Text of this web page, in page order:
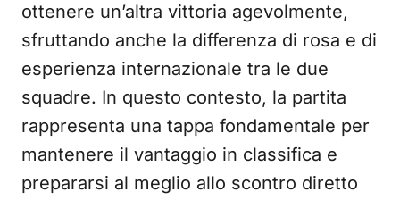
ottenere un’altra vittoria agevolmente,
sfruttando anche la differenza di rosa e di
esperienza internazionale tra le due
squadre. In questo contesto, la partita
rappresenta una tappa fondamentale per
mantenere il vantaggio in classifica e
prepararsi al meglio allo scontro diretto